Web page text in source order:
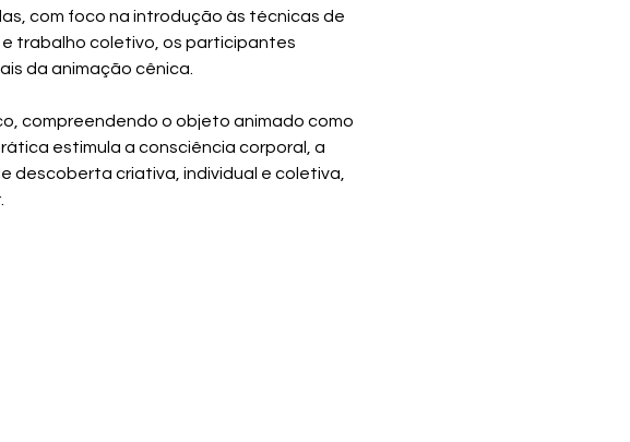
com foco na introdução às técnicas de
trabalho coletivo, os participantes
da animação cênica.
compreendendo o objeto animado como
estimula a consciência corporal, a
descoberta criativa, individual e coletiva,